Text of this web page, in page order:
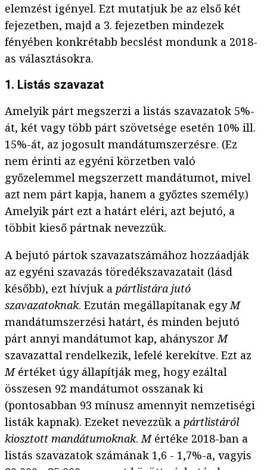
elemzést igényel. Ezt mutatjuk be az első két
fejezetben, majd a 3. fejezetben mindezek
fényében konkrétabb becslést mondunk a 2018-
as választásokra.
1. Listás szavazat
Amelyik párt megszerzi a listás szavazatok 5%-
át, két vagy több párt szövetsége esetén 10% ill.
15%-át, az jogosult mandátumszerzésre. (Ez
nem érinti az egyéni körzetben való
győzelemmel megszerzett mandátumot, mivel
azt nem párt kapja, hanem a győztes személy.)
Amelyik párt ezt a határt eléri, azt bejutó, a
többit kieső pártnak nevezzük.
A bejutó pártok szavazatszámához hozzáadják
az egyéni szavazás töredékszavazatait (lásd
később), ezt hívjuk a pártlistára jutó
szavazatoknak. Ezután megállapítanak egyM
mandátumszerzési határt, és minden bejutó
párt annyi mandátumot kap, ahányszorM
szavazattal rendelkezik, lefelé kerekítve. Ezt az
Mértéket úgy állapítják meg, hogy ezáltal
összesen 92 mandátumot osszanak ki
(pontosabban 93 mínusz amennyit nemzetiségi
listák kapnak). Ezeket nevezzük a pártlistáról
kiosztott mandátumoknak.Mértéke 2018-ban a
listás szavazatok számának 1,6 - 1,7%-a, vagyis